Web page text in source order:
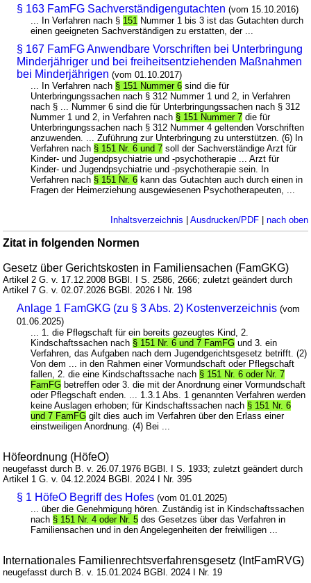
§ 163 FamFG Sachverständigengutachten (vom 15.10.2016)
... In Verfahren nach § 151 Nummer 1 bis 3 ist das Gutachten durch
einen geeigneten Sachverständigen zu erstatten, der ...
§ 167 FamFG Anwendbare Vorschriften bei Unterbringung
Minderjähriger und bei freiheitsentziehenden Maßnahmen
bei Minderjährigen (vom 01.10.2017)
... In Verfahren nach § 151 Nummer 6 sind die für
Unterbringungssachen nach § 312 Nummer 1 und 2, in Verfahren
nach § ... Nummer 6 sind die für Unterbringungssachen nach § 312
Nummer 1 und 2, in Verfahren nach § 151 Nummer 7 die für
Unterbringungssachen nach § 312 Nummer 4 geltenden Vorschriften
anzuwenden. ... Zuführung zur Unterbringung zu unterstützen. (6) In
Verfahren nach § 151 Nr. 6 und 7 soll der Sachverständige Arzt für
Kinder- und Jugendpsychiatrie und -psychotherapie ... Arzt für
Kinder- und Jugendpsychiatrie und -psychotherapie sein. In
Verfahren nach § 151 Nr. 6 kann das Gutachten auch durch einen in
Fragen der Heimerziehung ausgewiesenen Psychotherapeuten, ...
Inhaltsverzeichnis | Ausdrucken/PDF| nach oben
Zitat in folgenden Normen
Gesetz über Gerichtskosten in Familiensachen (FamGKG)
Artikel 2 G. v. 17.12.2008 BGBl. I S. 2586, 2666; zuletzt geändert durch
Artikel 7 G. v. 02.07.2026 BGBl. 2026 I Nr. 198
Anlage 1 FamGKG (zu § 3 Abs. 2) Kostenverzeichnis (vom
01.06.2025)
... 1. die Pflegschaft für ein bereits gezeugtes Kind, 2.
Kindschaftssachen nach § 151 Nr. 6 und 7 FamFG und 3. ein
Verfahren, das Aufgaben nach dem Jugendgerichtsgesetz betrifft. (2)
Von dem ... in den Rahmen einer Vormundschaft oder Pflegschaft
fallen, 2. die eine Kindschaftssache nach § 151 Nr. 6 oder Nr. 7
FamFG betreffen oder 3. die mit der Anordnung einer Vormundschaft
oder Pflegschaft enden. ... 1.3.1 Abs. 1 genannten Verfahren werden
keine Auslagen erhoben; für Kindschaftssachen nach § 151 Nr. 6
und 7 FamFG gilt dies auch im Verfahren über den Erlass einer
einstweiligen Anordnung. (4) Bei ...
Höfeordnung (HöfeO)
neugefasst durch B. v. 26.07.1976 BGBl. I S. 1933; zuletzt geändert durch
Artikel 1 G. v. 04.12.2024 BGBl. 2024 I Nr. 395
§ 1 HöfeO Begriff des Hofes (vom 01.01.2025)
... über die Genehmigung hören. Zuständig ist in Kindschaftssachen
nach § 151 Nr. 4 oder Nr. 5 des Gesetzes über das Verfahren in
Familiensachen und in den Angelegenheiten der freiwilligen ...
Internationales Familienrechtsverfahrensgesetz (IntFamRVG)
neugefasst durch B. v. 15.01.2024 BGBl. 2024 I Nr. 19